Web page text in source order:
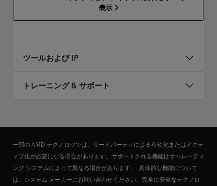
表示
ツールおよび IP
トレーニング & サポート
一部の AMD テクノロジでは、サードパーティによる有効化またはアクテ
ィブ化が必要になる場合があります。サポートされる機能はオペレーティ
ング システムによって異なる場合があります。 具体的な機能について
は、システム メーカーにお問い合わせください。完全に安全なテクノロ